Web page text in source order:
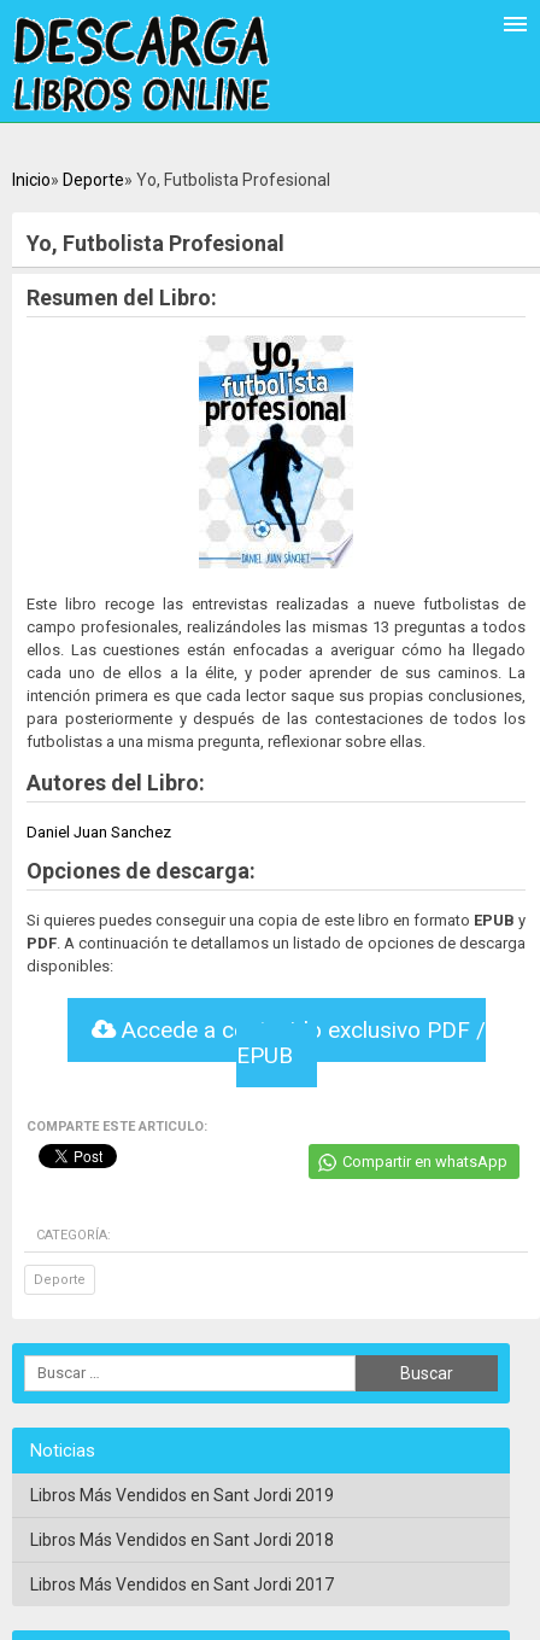
Inicio Deporte Yo, Futbolista Profesional
Yo, Futbolista Profesional
Resumen del Libro:
Este libro recoge las entrevistas realizadas a nueve futbolistas de
campo profesionales, realizándoles las mismas 13 preguntas a todos
ellos. Las cuestiones están enfocadas a averiguar cómo ha llegado
cada uno de ellos a la élite, y poder aprender de sus caminos. La
intención primera es que cada lector saque sus propias conclusiones,
para posteriormente y después de las contestaciones de todos los
futbolistas a una misma pregunta, reflexionar sobre ellas.
Autores del Libro:
Daniel Juan Sanchez
Opciones de descarga:
Si quieres puedes conseguir una copia de este libro en formato EPUB y
PDF . A continuación te detallamos un listado de opciones de descarga
disponibles:
Accede a contenido exclusivo PDF /
EPUB
COMPARTE ESTE ARTICULO:
Compartir en whatsApp
CATEGORÍA:
Deporte
Noticias
Libros Más Vendidos en Sant Jordi 2019
Libros Más Vendidos en Sant Jordi 2018
Libros Más Vendidos en Sant Jordi 2017